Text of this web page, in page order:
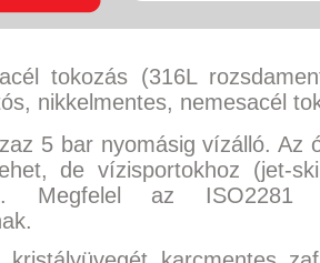
tokozás (316L
nikkelmentes, nemesacél
5 bar nyomásig vízálló. Az
de vízisportokhoz (jet-
Megfelel az ISO2281